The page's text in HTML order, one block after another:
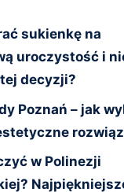
sukienkę na
uroczystość i
tej decyzji?
Poznań – jak
w Polinezji